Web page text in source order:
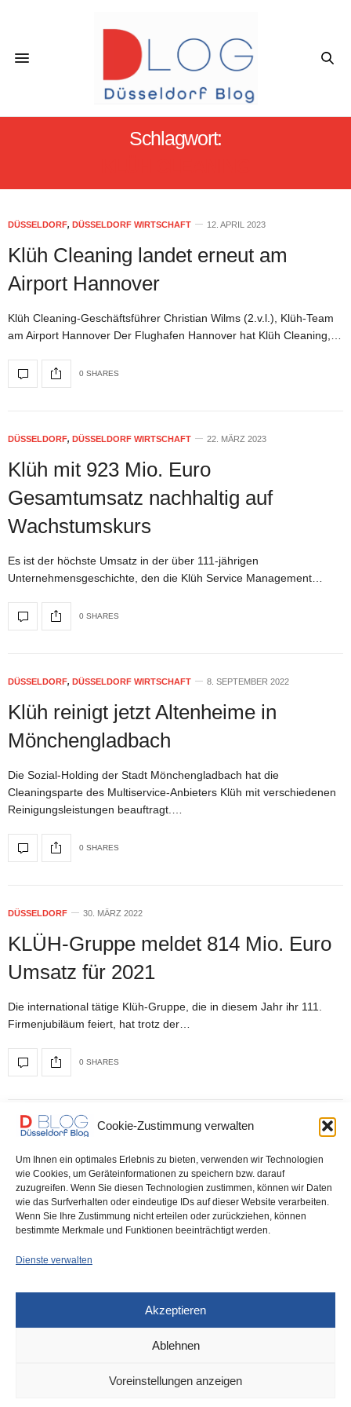
Cookie-Zustimmung verwalten
Um Ihnen ein optimales Erlebnis zu bieten, verwenden wir Technologien
wie Cookies, um Geräteinformationen zu speichern bzw. darauf
zuzugreifen. Wenn Sie diesen Technologien zustimmen, können wir Daten
wie das Surfverhalten oder eindeutige IDs auf dieser Website verarbeiten.
Wenn Sie Ihre Zustimmung nicht erteilen oder zurückziehen, können
bestimmte Merkmale und Funktionen beeinträchtigt werden.
Dienste verwalten
Akzeptieren
Ablehnen
Voreinstellungen anzeigen
Schlagwort:
DÜSSELDORF, DÜSSELDORF WIRTSCHAFT 12. APRIL 2023
Klüh Cleaning landet erneut am
Airport Hannover
Klüh Cleaning-Geschäftsführer Christian Wilms (2.v.l.), Klüh-Team
am Airport Hannover Der Flughafen Hannover hat Klüh Cleaning,…
0 SHARES
DÜSSELDORF, DÜSSELDORF WIRTSCHAFT 22. MÄRZ 2023
Klüh mit 923 Mio. Euro
Gesamtumsatz nachhaltig auf
Wachstumskurs
Es ist der höchste Umsatz in der über 111-jährigen
Unternehmensgeschichte, den die Klüh Service Management…
0 SHARES
DÜSSELDORF, DÜSSELDORF WIRTSCHAFT 8. SEPTEMBER 2022
Klüh reinigt jetzt Altenheime in
Mönchengladbach
Die Sozial-Holding der Stadt Mönchengladbach hat die
Cleaningsparte des Multiservice-Anbieters Klüh mit verschiedenen
Reinigungsleistungen beauftragt.…
0 SHARES
DÜSSELDORF 30. MÄRZ 2022
KLÜH-Gruppe meldet 814 Mio. Euro
Umsatz für 2021
Die international tätige Klüh-Gruppe, die in diesem Jahr ihr 111.
Firmenjubiläum feiert, hat trotz der…
0 SHARES
DÜSSELDORF 9. DEZEMBER 2021
Die Center Parcs im Allgäu setzen
auf Expertise aus Düsseldorf –
Großauftrag für Klüh Cleaning
Multiservice-Anbieters Klüh mit Reinigungs- und Logistikleistungen